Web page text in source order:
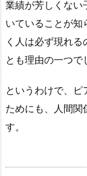
業績が芳しくない
いていることが知
く人は必ず現れ
とも理由の一つで
というわけで、ピ
ためにも、人間関
す。